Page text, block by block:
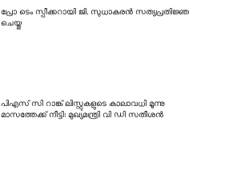
പ്രോ ടെം സ്പീക്കറായി ജി. സുധാകരൻ സത്യപ്രതിജ്ഞ
ചെയ്തു
പിഎസ് സി റാങ്ക് ലിസ്റ്റുകളുടെ കാലാവധി മൂന്നു
മാസത്തേക്ക് നീട്ടി: മുഖ്യമന്ത്രി വി ഡി സതീശൻ